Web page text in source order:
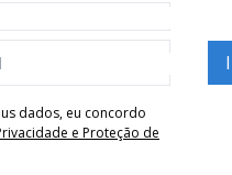
dados, eu concordo
e Proteção de